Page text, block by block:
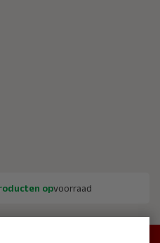
opvoorraad